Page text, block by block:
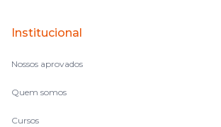
Institucional
Nossos aprovados
Quem somos
Cursos